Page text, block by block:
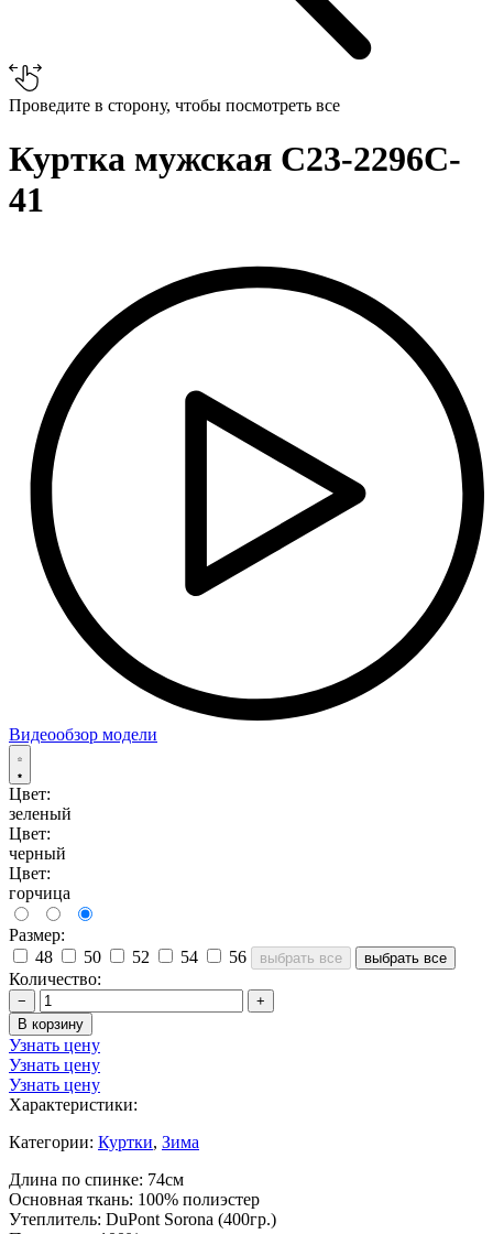
Проведите в сторону, чтобы посмотреть все
Куртка мужская C23-2296C-
41
Видеообзор модели
Цвет:
зеленый
Цвет:
черный
Цвет:
горчица
Размер:
48
50 52 54 56 выбрать все выбрать все
Количество:
−
+
В корзину
Узнать цену
Узнать цену
Узнать цену
Характеристики:
Категории: Куртки, Зима
Длина по спинке: 74см
Основная ткань: 100% полиэстер
Утеплитель: DuPont Sorona (400гр.)